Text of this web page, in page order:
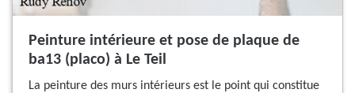
Peinture intérieure et pose de plaque de
ba13 (placo) à Le Teil
La peinture des murs intérieurs est le point qui constitue